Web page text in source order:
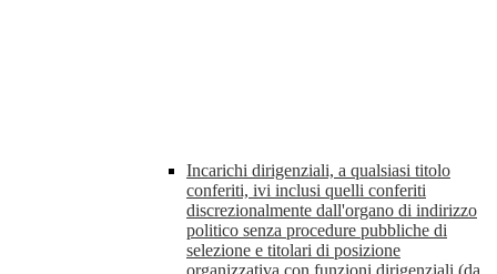
Incarichi dirigenziali, a qualsiasi titolo
conferiti, ivi inclusi quelli conferiti
discrezionalmente dall'organo di indirizzo
politico senza procedure pubbliche di
selezione e titolari di posizione